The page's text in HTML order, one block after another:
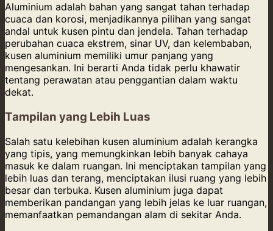
Aluminium adalah bahan yang sangat tahan terhadap
cuaca dan korosi, menjadikannya pilihan yang sangat
andal untuk kusen pintu dan jendela. Tahan terhadap
perubahan cuaca ekstrem, sinar UV, dan kelembaban,
kusen aluminium memiliki umur panjang yang
mengesankan. Ini berarti Anda tidak perlu khawatir
tentang perawatan atau penggantian dalam waktu
dekat.
Tampilan yang Lebih Luas
Salah satu kelebihan kusen aluminium adalah kerangka
yang tipis, yang memungkinkan lebih banyak cahaya
masuk ke dalam ruangan. Ini menciptakan tampilan yang
lebih luas dan terang, menciptakan ilusi ruang yang lebih
besar dan terbuka. Kusen aluminium juga dapat
memberikan pandangan yang lebih jelas ke luar ruangan,
memanfaatkan pemandangan alam di sekitar Anda.